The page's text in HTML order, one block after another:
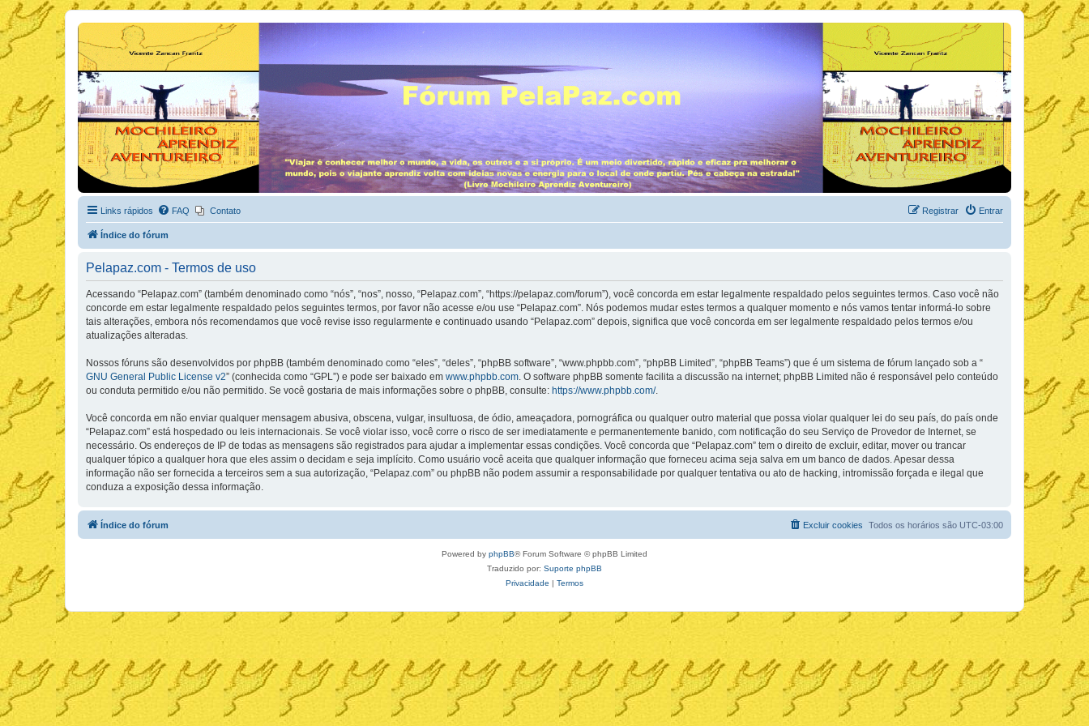
Links rápidos FAQ Contato Entrar
Registrar
Índice do fórum
Pelapaz.com - Termos de uso
Acessando “Pelapaz.com” (também denominado como “nós”, “nos”, nosso, “Pelapaz.com”, “https://pelapaz.com/forum”), você concorda em estar legalmente respaldado pelos seguintes termos. Caso você não
concorde em estar legalmente respaldado pelos seguintes termos, por favor não acesse e/ou use “Pelapaz.com”. Nós podemos mudar estes termos a qualquer momento e nós vamos tentar informá-lo sobre
tais alterações, embora nós recomendamos que você revise isso regularmente e continuado usando “Pelapaz.com” depois, significa que você concorda em ser legalmente respaldado pelos termos e/ou
atualizações alteradas.
Nossos fóruns são desenvolvidos por phpBB (também denominado como “eles”, “deles”, “phpBB software”, “www.phpbb.com”, “phpBB Limited”, “phpBB Teams”) que é um sistema de fórum lançado sob a “
GNU General Public License v2” (conhecida como “GPL”) e pode ser baixado em www.phpbb.com. O software phpBB somente facilita a discussão na internet; phpBB Limited não é responsável pelo conteúdo
ou conduta permitido e/ou não permitido. Se você gostaria de mais informações sobre o phpBB, consulte: https://www.phpbb.com/.
Você concorda em não enviar qualquer mensagem abusiva, obscena, vulgar, insultuosa, de ódio, ameaçadora, pornográfica ou qualquer outro material que possa violar qualquer lei do seu país, do país onde
“Pelapaz.com” está hospedado ou leis internacionais. Se você violar isso, você corre o risco de ser imediatamente e permanentemente banido, com notificação do seu Serviço de Provedor de Internet, se
necessário. Os endereços de IP de todas as mensagens são registrados para ajudar a implementar essas condições. Você concorda que “Pelapaz.com” tem o direito de excluir, editar, mover ou trancar
qualquer tópico a qualquer hora que eles assim o decidam e seja implícito. Como usuário você aceita que qualquer informação que forneceu acima seja salva em um banco de dados. Apesar dessa
informação não ser fornecida a terceiros sem a sua autorização, “Pelapaz.com” ou phpBB não podem assumir a responsabilidade por qualquer tentativa ou ato de hacking, intromissão forçada e ilegal que
conduza a exposição dessa informação.
Índice do fórum Todos os horários são UTC-03:00
Excluir cookies
Powered by phpBB® Forum Software © phpBB Limited
Traduzido por: Suporte phpBB
Privacidade | Termos